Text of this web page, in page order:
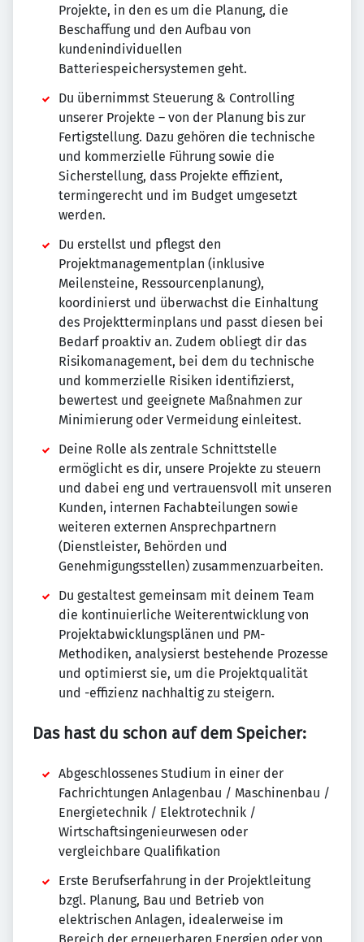
Projekte, in den es um die Planung, die
Beschaffung und den Aufbau von
kundenindividuellen
Batteriespeichersystemen geht.
Du übernimmst Steuerung & Controlling
unserer Projekte – von der Planung bis zur
Fertigstellung. Dazu gehören die technische
und kommerzielle Führung sowie die
Sicherstellung, dass Projekte effizient,
termingerecht und im Budget umgesetzt
werden.
Du erstellst und pflegst den
Projektmanagementplan (inklusive
Meilensteine, Ressourcenplanung),
koordinierst und überwachst die Einhaltung
des Projektterminplans und passt diesen bei
Bedarf proaktiv an. Zudem obliegt dir das
Risikomanagement, bei dem du technische
und kommerzielle Risiken identifizierst,
bewertest und geeignete Maßnahmen zur
Minimierung oder Vermeidung einleitest.
Deine Rolle als zentrale Schnittstelle
ermöglicht es dir, unsere Projekte zu steuern
und dabei eng und vertrauensvoll mit unseren
Kunden, internen Fachabteilungen sowie
weiteren externen Ansprechpartnern
(Dienstleister, Behörden und
Genehmigungsstellen) zusammenzuarbeiten.
Du gestaltest gemeinsam mit deinem Team
die kontinuierliche Weiterentwicklung von
Projektabwicklungsplänen und PM-
Methodiken, analysierst bestehende Prozesse
und optimierst sie, um die Projektqualität
und -effizienz nachhaltig zu steigern.
Das hast du schon auf dem Speicher:
Abgeschlossenes Studium in einer der
Fachrichtungen Anlagenbau / Maschinenbau /
Energietechnik / Elektrotechnik /
Wirtschaftsingenieurwesen oder
vergleichbare Qualifikation
Erste Berufserfahrung in der Projektleitung
bzgl. Planung, Bau und Betrieb von
elektrischen Anlagen, idealerweise im